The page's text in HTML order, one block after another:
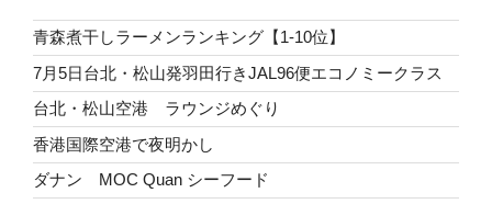
青森煮干しラーメンランキング【1-10位】
7月5日台北・松山発羽田行きJAL96便エコノミークラス
台北・松山空港 ラウンジめぐり
香港国際空港で夜明かし
ダナン MOC Quan シーフード